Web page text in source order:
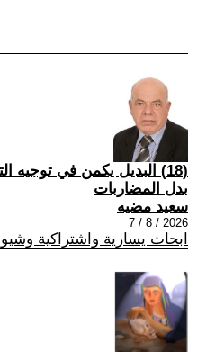
(18) البديل يكمن في توجيه
بدل المضاربات
سعيد مضيه
2026 / 8 / 7
ابحاث يسارية واشتراكية